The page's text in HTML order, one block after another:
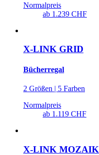
Normalpreis
ab 1.239 CHF
X-LINK GRID
Bücherregal
2 Größen | 5 Farben
Normalpreis
ab 1.119 CHF
X-LINK MOZAIK